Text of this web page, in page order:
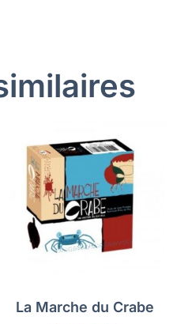
La Marche du Crabe